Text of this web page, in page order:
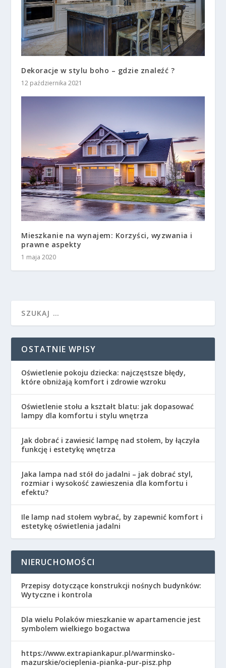
Dekoracje w stylu boho – gdzie znaleźć ?
12 października 2021
Mieszkanie na wynajem: Korzyści, wyzwania i
prawne aspekty
1 maja 2020
OSTATNIE WPISY
Oświetlenie pokoju dziecka: najczęstsze błędy,
które obniżają komfort i zdrowie wzroku
Oświetlenie stołu a kształt blatu: jak dopasować
lampy dla komfortu i stylu wnętrza
Jak dobrać i zawiesić lampę nad stołem, by łączyła
funkcję i estetykę wnętrza
Jaka lampa nad stół do jadalni – jak dobrać styl,
rozmiar i wysokość zawieszenia dla komfortu i
efektu?
Ile lamp nad stołem wybrać, by zapewnić komfort i
estetykę oświetlenia jadalni
NIERUCHOMOŚCI
Przepisy dotyczące konstrukcji nośnych budynków:
Wytyczne i kontrola
Dla wielu Polaków mieszkanie w apartamencie jest
symbolem wielkiego bogactwa
https://www.extrapiankapur.pl/warminsko-
mazurskie/ocieplenia-pianka-pur-pisz.php